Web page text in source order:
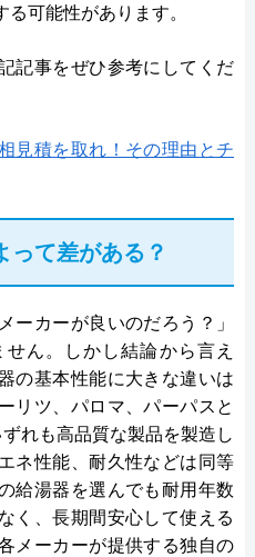
可能性があります。
記事をぜひ参考にしてくだ
見積を取れ！その理由とチ
って差がある？
ーカーが良いのだろう？」
ん。しかし結論から言え
の基本性能に大きな違いは
リツ、パロマ、パーパスと
れも高品質な製品を製造し
ネ性能、耐久性などは同等
給湯器を選んでも耐用年数
く、長期間安心して使える
メーカーが提供する独自の